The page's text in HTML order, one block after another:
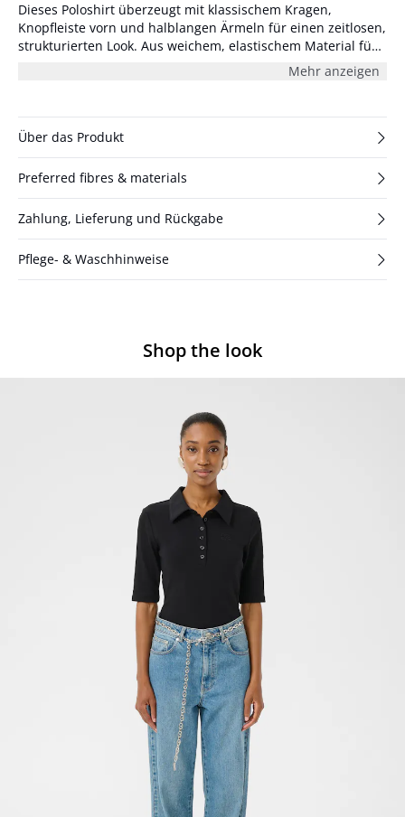
Dieses Poloshirt überzeugt mit klassischem Kragen,
Knopfleiste vorn und halblangen Ärmeln für einen zeitlosen,
strukturierten Look. Aus weichem, elastischem Material für
Mehr anzeigen
Über das Produkt
Preferred fibres & materials
Zahlung, Lieferung und Rückgabe
Pflege- & Waschhinweise
Shop the look